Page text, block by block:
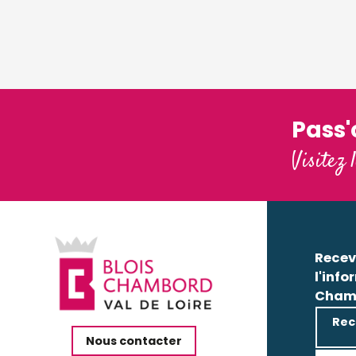
Visitez
Nous contacter